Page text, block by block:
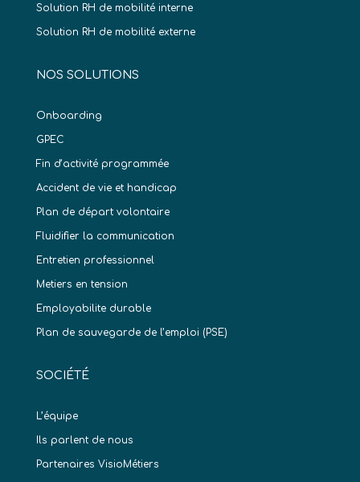
Solution RH de mobilité interne
Solution RH de mobilité externe
NOS SOLUTIONS
Onboarding
GPEC
Fin d’activité programmée
Accident de vie et handicap
Plan de départ volontaire
Fluidifier la communication
Entretien professionnel
Metiers en tension
Employabilite durable
Plan de sauvegarde de l’emploi (PSE)
SOCIÉTÉ
L’équipe
Ils parlent de nous
Partenaires VisioMétiers